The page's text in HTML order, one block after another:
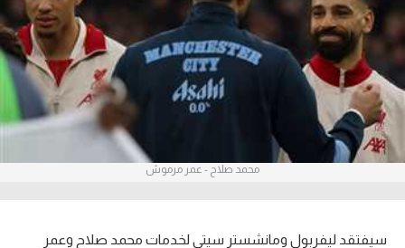
آراء حرة
ركن الألعاب
بطولات
أمريكا 2026
الدوري الإنجليزي الممتاز
محمد صلاح - عمر مرموش
سيفتقد ليفربول ومانشستر سيتي لخدمات محمد صلاح وعمر